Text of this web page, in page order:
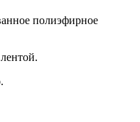
полиэфирное